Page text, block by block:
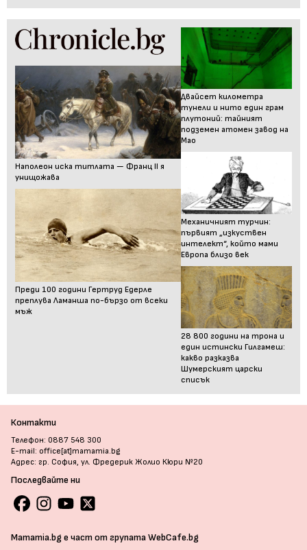
Наполеон иска титлата — Франц II я
унищожава
Преди 100 години Гертруд Едерле
преплува Ламанша по-бързо от всеки
мъж
Двайсет километра
тунели и нито един грам
плутоний: тайният
подземен атомен завод на
Мао
Механичният турчин:
първият „изкуствен
интелект“, който мами
Европа близо век
28 800 години на трона и
един истински Гилгамеш:
какво разказва
Шумерският царски
списък
Контакти
Телефон: 0887 548 300
E-mail: office[at]mamamia.bg
Адрес: гр. София, ул. Фредерик Жолио Кюри №20
Последвайте ни
Mamamia.bg е част от групата WebCafe.bg